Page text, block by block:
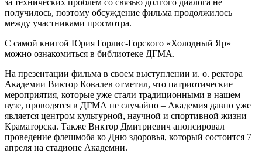
получилось, поэтому обсуждение фильма продолжилось
между участниками просмотра.
С самой книгой Юрия Горлис-Горского «Холодный Яр»
можно ознакомиться в библиотеке ДГМА.
На презентации фильма в своем выступлении и. о. ректора
Академии Виктор Ковалев отметил, что патриотические
мероприятия, которые уже стали традиционными в нашем
вузе, проводятся в ДГМА не случайно – Академия давно уже
является центром культурной, научной и спортивной жизни
Краматорска. Также Виктор Дмитриевич анонсировал
проведение флешмоба ко Дню здоровья, который состоится 7
апреля на стадионе Академии.